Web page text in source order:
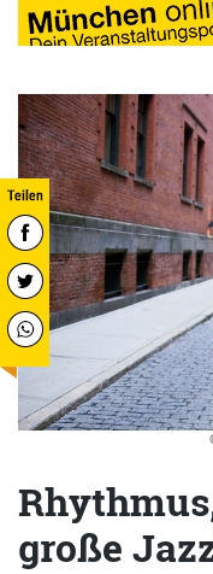
große